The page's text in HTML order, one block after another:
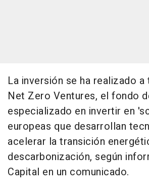
La inversión se ha realizado a
Net Zero Ventures, el fondo
especializado en invertir en
europeas que desarrollan
acelerar la transición
descarbonización, según
Capital en un comunicado.